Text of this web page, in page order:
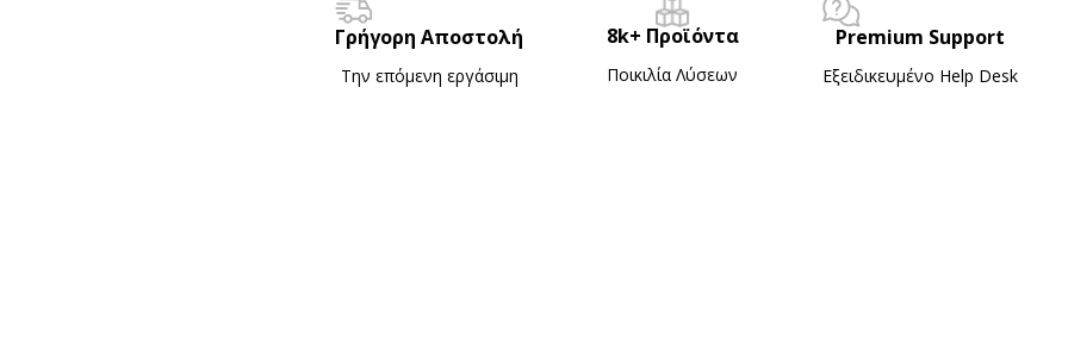
Γρήγορη Αποστολή
Την επόμενη εργάσιμη
8k+ Προϊόντα
Ποικιλία Λύσεων
Premium Support
Εξειδικευμένο Ηelp Desk